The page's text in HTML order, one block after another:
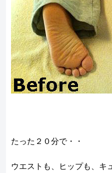
たった２０分で・・
ウエストも、ヒップも、キ